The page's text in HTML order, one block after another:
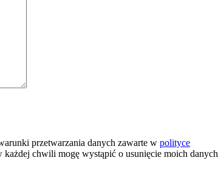
przetwarzania danych zawarte w polityce
każdej chwili mogę wystąpić o usunięcie moich danych